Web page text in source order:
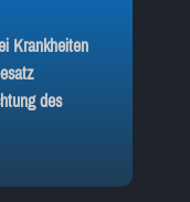
Krankheiten
des